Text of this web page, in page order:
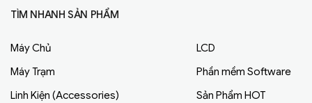
TÌM NHANH SẢN PHẨM
Máy Chủ
Máy Trạm
Linh Kiện (Accessories)
LCD
Phần mềm Software
Sản Phẩm HOT